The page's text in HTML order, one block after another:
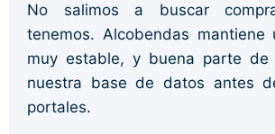
No salimos a buscar
tenemos. Alcobendas mantiene
muy estable, y buena parte de
nuestra base de datos antes
portales.